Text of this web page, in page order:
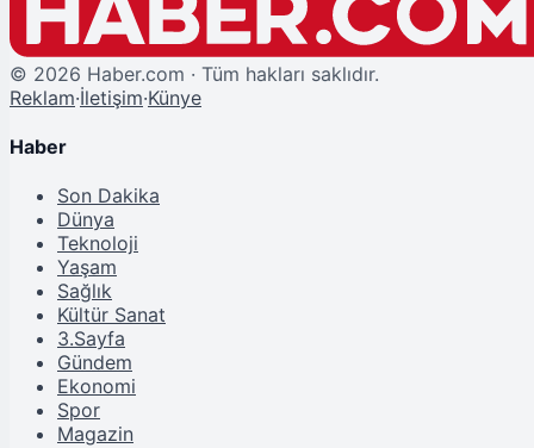
© 2026 Haber.com · Tüm hakları saklıdır.
Reklam·İletişim·Künye
Haber
Son Dakika
Dünya
Teknoloji
Yaşam
Sağlık
Kültür Sanat
3.Sayfa
Gündem
Ekonomi
Spor
Magazin